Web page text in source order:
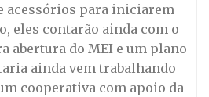
acessórios para iniciarem
eles contarão ainda com o
abertura do MEI e um plano
ainda vem trabalhando
cooperativa com apoio da